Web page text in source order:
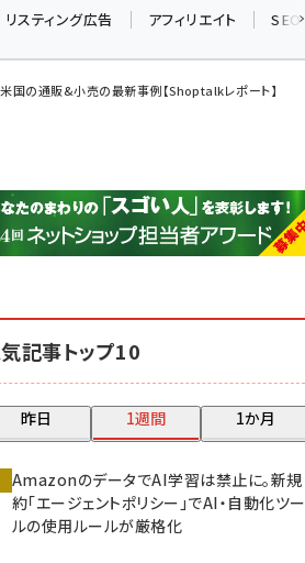
yahoo (1906)
アスクル (1122)
base (1081)
リスティング広告 アフィリエイト SEO
国の通販&小売の最新事例【Shoptalkレポート】
記事トップ10
昨日 1週間 1か月
AmazonのデータでAI学習は禁止に。新規
約「エージェントポリシー」でAI・自動化ツー
ルの使用ルールが厳格化